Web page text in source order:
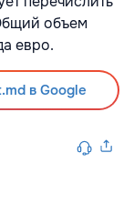
объем
евро.
в Google